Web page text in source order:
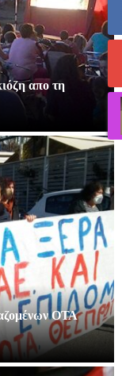
απο τη
ΟΤΑ